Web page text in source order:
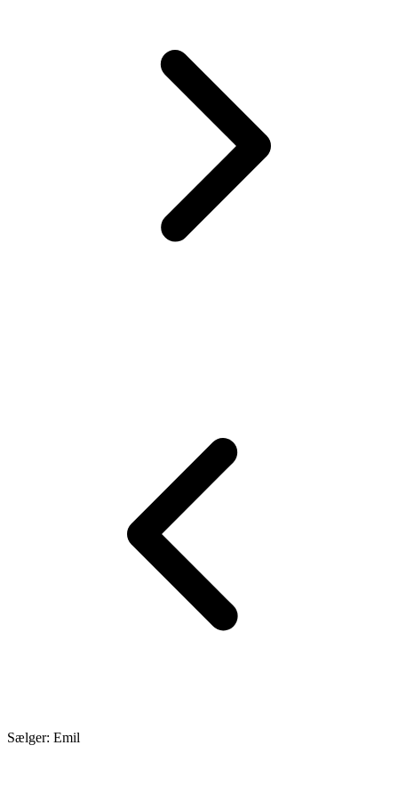
Sælger: Emil